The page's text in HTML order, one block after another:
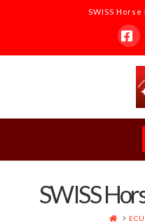
SWISS
Horse
SWISS